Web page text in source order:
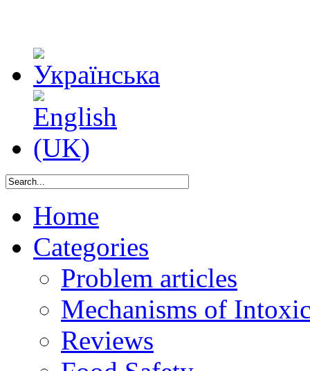
Home
Categories
Problem articles
Mechanisms of
Reviews